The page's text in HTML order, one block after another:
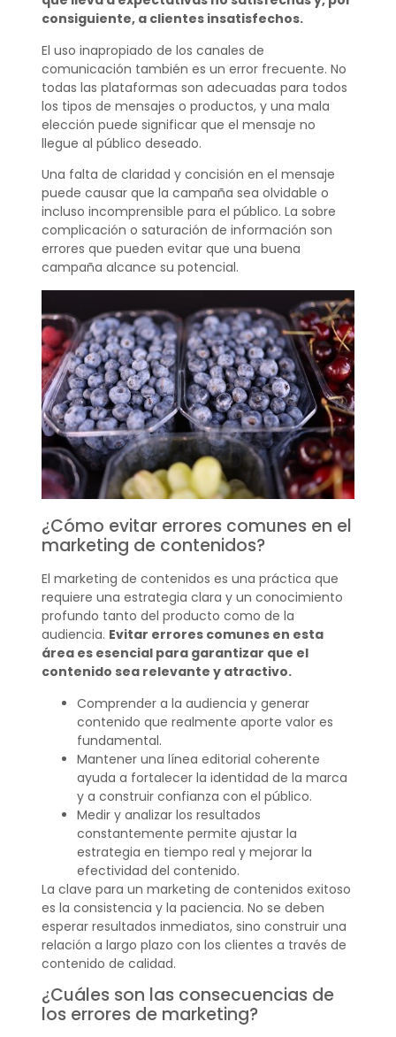
consiguiente, a clientes insatisfechos.
El uso inapropiado de los canales de
comunicación también es un error frecuente. No
todas las plataformas son adecuadas para todos
los tipos de mensajes o productos, y una mala
elección puede significar que el mensaje no
llegue al público deseado.
Una falta de claridad y concisión en el mensaje
puede causar que la campaña sea olvidable o
incluso incomprensible para el público. La sobre
complicación o saturación de información son
errores que pueden evitar que una buena
campaña alcance su potencial.
¿Cómo evitar errores comunes en el
marketing de contenidos?
El marketing de contenidos es una práctica que
requiere una estrategia clara y un conocimiento
profundo tanto del producto como de la
audiencia. Evitar errores comunes en esta
área es esencial para garantizar que el
contenido sea relevante y atractivo.
Comprender a la audiencia y generar
contenido que realmente aporte valor es
fundamental.
Mantener una línea editorial coherente
ayuda a fortalecer la identidad de la marca
y a construir confianza con el público.
Medir y analizar los resultados
constantemente permite ajustar la
estrategia en tiempo real y mejorar la
efectividad del contenido.
La clave para un marketing de contenidos exitoso
es la consistencia y la paciencia. No se deben
esperar resultados inmediatos, sino construir una
relación a largo plazo con los clientes a través de
contenido de calidad.
¿Cuáles son las consecuencias de
los errores de marketing?